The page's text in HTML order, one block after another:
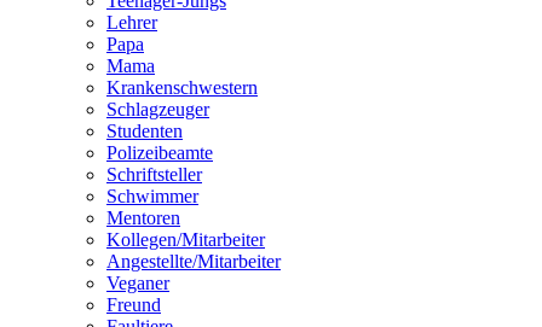
Lehrer
Papa
Mama
Krankenschwestern
Schlagzeuger
Studenten
Polizeibeamte
Schriftsteller
Schwimmer
Mentoren
Kollegen/Mitarbeiter
Angestellte/Mitarbeiter
Veganer
Freund